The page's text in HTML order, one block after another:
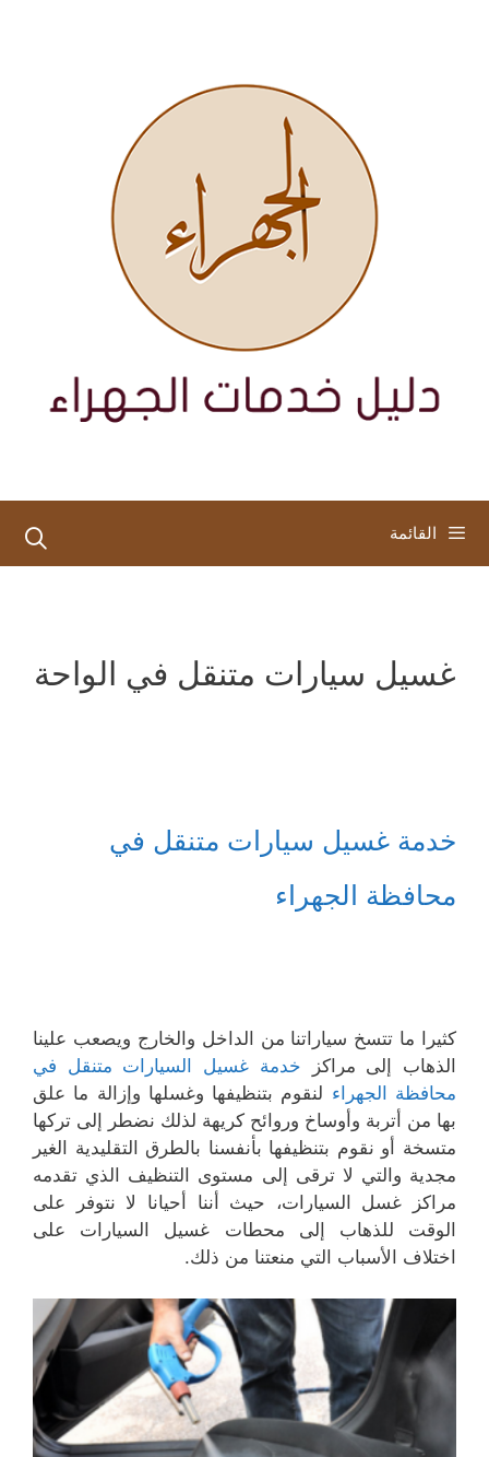
القائمة
غسيل سيارات متنقل في الواحة
خدمة غسيل سيارات متنقل في
محافظة الجهراء
كثيرا ما تتسخ سياراتنا من الداخل والخارج ويصعب علينا
الذهاب إلى مراكز خدمة غسيل السيارات متنقل في
محافظة الجهراء لنقوم بتنظيفها وغسلها وإزالة ما علق
بها من أتربة وأوساخ وروائح كريهة لذلك نضطر إلى تركها
متسخة أو نقوم بتنظيفها بأنفسنا بالطرق التقليدية الغير
مجدية والتي لا ترقى إلى مستوى التنظيف الذي تقدمه
مراكز غسل السيارات، حيث أننا أحيانا لا نتوفر على
الوقت للذهاب إلى محطات غسيل السيارات على
اختلاف الأسباب التي منعتنا من ذلك.